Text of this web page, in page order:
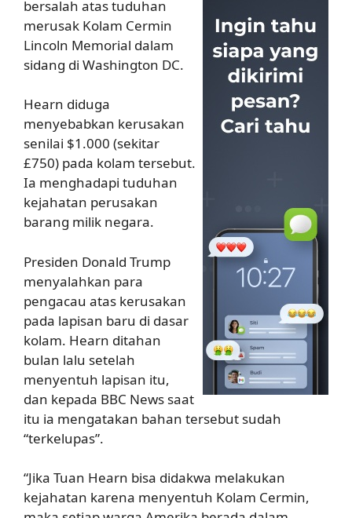
bersalah atas tuduhan
merusak Kolam Cermin
Lincoln Memorial dalam
sidang di Washington DC.
Hearn diduga
menyebabkan kerusakan
senilai $1.000 (sekitar
£750) pada kolam tersebut.
Ia menghadapi tuduhan
kejahatan perusakan
barang milik negara.
Presiden Donald Trump
menyalahkan para
pengacau atas kerusakan
pada lapisan baru di dasar
kolam. Hearn ditahan
bulan lalu setelah
menyentuh lapisan itu,
dan kepada BBC News saat
itu ia mengatakan bahan tersebut sudah
“terkelupas”.
“Jika Tuan Hearn bisa didakwa melakukan
kejahatan karena menyentuh Kolam Cermin,